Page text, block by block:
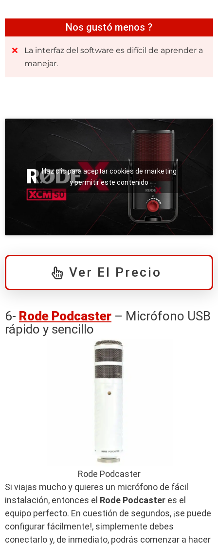
Nos gustó menos ?
La interfaz del software es difícil de aprender a
manejar.
Haz clic para aceptar cookies de marketing
y permitir este contenido
Ver El Precio
6- Rode Podcaster – Micrófono USB
rápido y sencillo
Rode Podcaster
Si viajas mucho y quieres un micrófono de fácil
instalación, entonces el Rode Podcaster es el
equipo perfecto. En cuestión de segundos, ¡se puede
configurar fácilmente!, simplemente debes
conectarlo y, de inmediato, podrás comenzar a hacer